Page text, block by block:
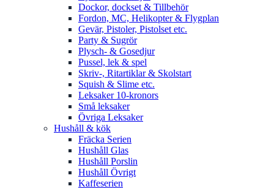
Dockor, dockset & Tillbehör
Fordon, MC, Helikopter & Flygplan
Gevär, Pistoler, Pistolset etc.
Party & Sugrör
Plysch- & Gosedjur
Pussel, lek & spel
Skriv-, Ritartiklar & Skolstart
Squish & Slime etc.
Leksaker 10-kronors
Små leksaker
Övriga Leksaker
Hushåll & kök
Fräcka Serien
Hushåll Glas
Hushåll Porslin
Hushåll Övrigt
Kaffeserien